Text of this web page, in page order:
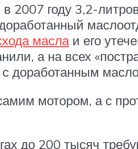
2007 году 3,2-
маслаи его
а на всех
доработанным
мотором, а с
до 200 тысяч